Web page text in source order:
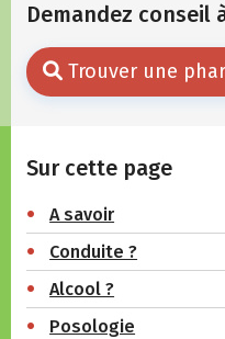
Demandez conseil
Trouver une
Sur cette page
A savoir
Conduite ?
Alcool ?
Posologie